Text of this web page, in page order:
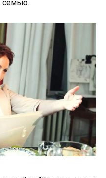
семью.